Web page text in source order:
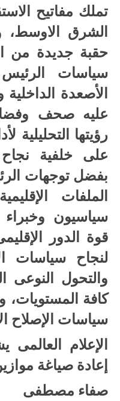
تملك مفاتيح
الشرق
حقبة جديدة من
سياسات
الأصعدة
عليه صحف
رؤيتها التحليلية
على خلفية نجاح
بفضل توجهات
الملفات
سياسيون وخبراء
قوة الدور
لنجاح سياسات
والتحول النوعى
كافة المستويات،
سياسات الإصلاح
الإعلام
إعادة صياغة
صفاء مصطفى